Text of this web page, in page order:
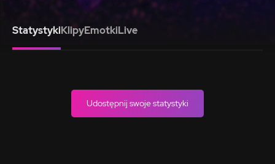
StatystykiKlipyEmotkiLive
Udostępnij swoje statystyki